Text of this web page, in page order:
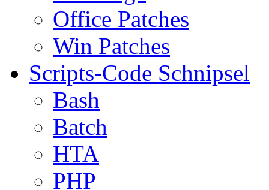
Office Patches
Win Patches
Scripts-Code Schnipsel
Bash
Batch
HTA
PHP